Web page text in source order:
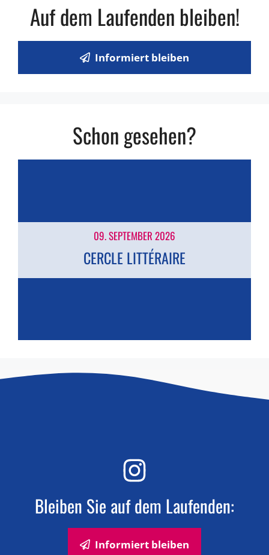
Auf dem Laufenden bleiben!
Informiert bleiben
Schon gesehen?
09. SEPTEMBER 2026
CERCLE LITTÉRAIRE
Bleiben Sie auf dem Laufenden:
Informiert bleiben